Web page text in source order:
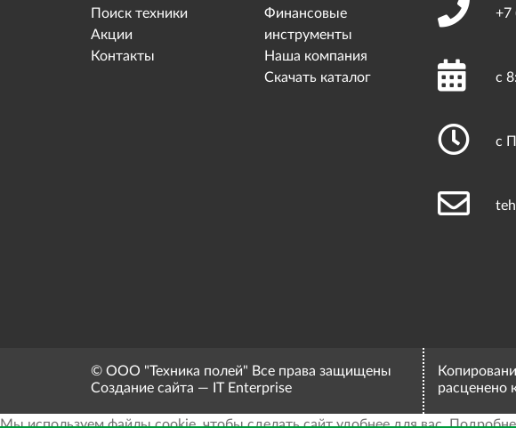
Поиск техники
Акции
Контакты
Финансовые
инструменты
Наша компания
Скачать каталог
+7
с
с
© ООО "Техника полей" Все права защищены
Создание сайта — IT Enterprise
расценено
Мы используем файлы cookie, чтобы сделать сайт удобнее для вас.